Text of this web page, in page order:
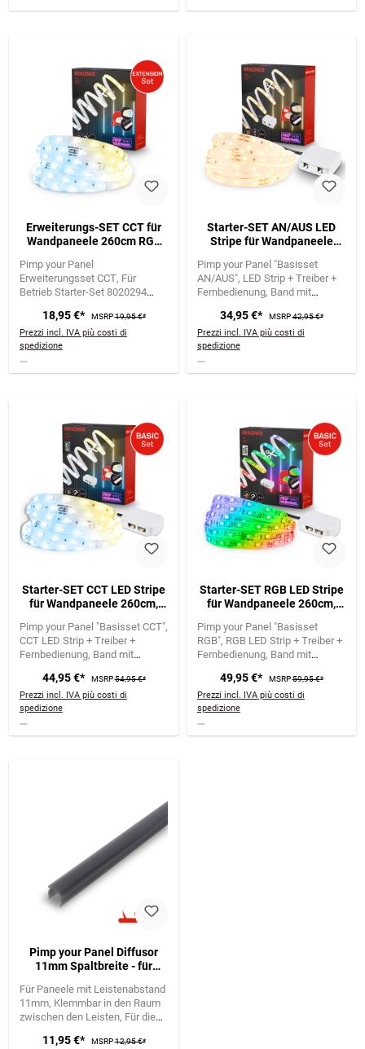
Erweiterungs-SET CCT für
Wandpaneele 260cm RGB
Verlängerung
Pimp your Panel
Erweiterungsset CCT Für
Betrieb Starter-Set 8020294
Verlängerung
18,95 €* MSRP19,95 €*
Prezzi incl. IVA più costi di
spedizione
Starter-SET AN/AUS LED
Stripe für Wandpaneele
Verteilerbox
Pimp your Panel "Basisset
AN/AUS" LED Strip + Treiber +
Fernbedienung Band mit
Selbstklebend
34,95 €* MSRP42,95 €*
Prezzi incl. IVA più costi di
spedizione
Starter-SET CCT LED Stripe
für Wandpaneele 260cm,
Pimp your Panel "Basisset CCT"
CCT LED Strip + Treiber +
Fernbedienung Band mit
Selbstklebend
44,95 €* MSRP54,95 €*
Prezzi incl. IVA più costi di
spedizione
Starter-SET RGB LED Stripe
für Wandpaneele 260cm,
Pimp your Panel "Basisset
RGB" RGB LED Strip + Treiber +
Fernbedienung Band mit
Selbstklebend
49,95 €* MSRP59,95 €*
Prezzi incl. IVA più costi di
spedizione
Pimp your Panel Diffusor
11mm Spaltbreite - für
Kürzbar, dunkle Rauchoptik
Für Paneele mit Leistenabstand
11mm Klemmbar in den Raum
zwischen den Leisten Für die
dem Paneel
11,95 €* MSRP12,95 €*